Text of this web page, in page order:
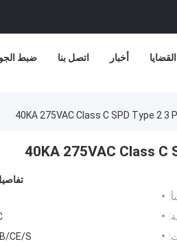
ضبط اتصل بنا أخبار
CE/S